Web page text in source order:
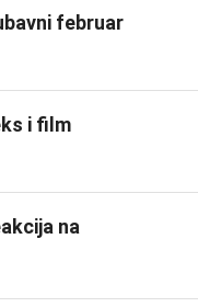
februar
i film
na